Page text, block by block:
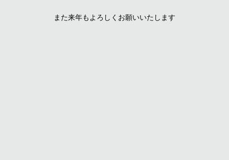
また来年もよろしくお願いいたします